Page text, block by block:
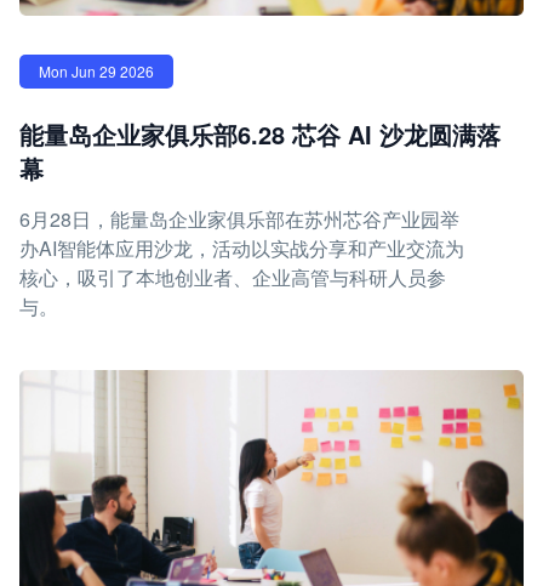
Mon Jun 29 2026
能量岛企业家俱乐部6.28 芯谷 AI 沙龙圆满落
幕
6月28日，能量岛企业家俱乐部在苏州芯谷产业园举
办AI智能体应用沙龙，活动以实战分享和产业交流为
核心，吸引了本地创业者、企业高管与科研人员参
与。